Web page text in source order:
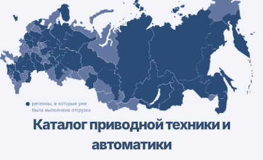
Каталог приводной техники и
автоматики